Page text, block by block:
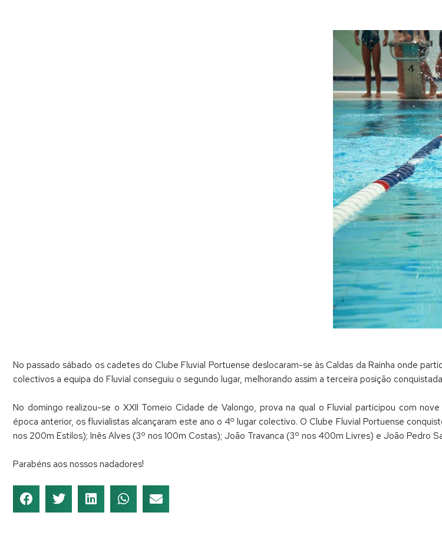
No passado sábado os cadetes do Clube Fluvial Portuense deslocaram-se às Caldas da Rainha onde
colectivos a equipa do Fluvial conseguiu o segundo lugar, melhorando assim a terceira posição
No domingo realizou-se o XXII Torneio Cidade de Valongo, prova na qual o Fluvial participou com
época anterior, os fluvialistas alcançaram este ano o 4º lugar colectivo. O Clube Fluvial Portuense
nos 200m Estilos); Inês Alves (3º nos 100m Costas); João Travanca (3º nos 400m Livres) e João Pedro
Parabéns aos nossos nadadores!